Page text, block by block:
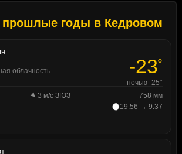
прошлые годы в Кедровом
облачность -23°
ночью -25°
3 м/с ЗЮЗ
758 мм
19:56 → 9:37